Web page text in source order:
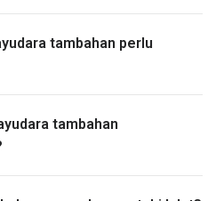
tambahan perlu
tambahan